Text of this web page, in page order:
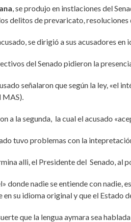
, se produjo en instlaciones del
delitos de prevaricato,
se dirigió a sus acusadores
del Senado pidieron la
señalaron que según la ley, «el
MAS).
a la segunda, la cual el acusado
tuvo problemas con la
alli, el Presidente del Senado, al
donde nadie se entiende con nadie,
en su idioma original y que el Estado
que la lengua aymara sea